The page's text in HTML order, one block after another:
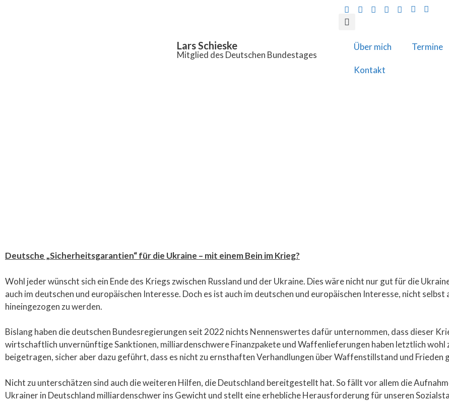
Lars Schieske
Mitglied des Deutschen Bundestages
Über mich Termine
Kontakt
Deutsche „Sicherheitsgarantien“ für die Ukraine – mit einem Bein im Krieg?
Wohl jeder wünscht sich ein Ende des Kriegs zwischen Russland und der Ukraine. Dies wäre nicht nur gut für die
auch im deutschen und europäischen Interesse. Doch es ist auch im deutschen und europäischen Interesse, nicht
hineingezogen zu werden.
Bislang haben die deutschen Bundesregierungen seit 2022 nichts Nennenswertes dafür unternommen, dass dieser
wirtschaftlich unvernünftige Sanktionen, milliardenschwere Finanzpakete und Waffenlieferungen haben letztlich wohl
beigetragen, sicher aber dazu geführt, dass es nicht zu ernsthaften Verhandlungen über Waffenstillstand und Frieden
Nicht zu unterschätzen sind auch die weiteren Hilfen, die Deutschland bereitgestellt hat. So fällt vor allem die
Ukrainer in Deutschland milliardenschwer ins Gewicht und stellt eine erhebliche Herausforderung für unseren